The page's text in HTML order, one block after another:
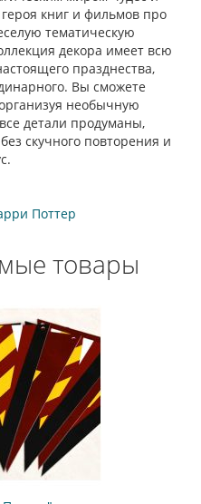
книг и фильмов про
тематическую
декора имеет всю
празднества,
Вы сможете
необычную
детали продуманы,
скучного повторения и
Поттер
товары